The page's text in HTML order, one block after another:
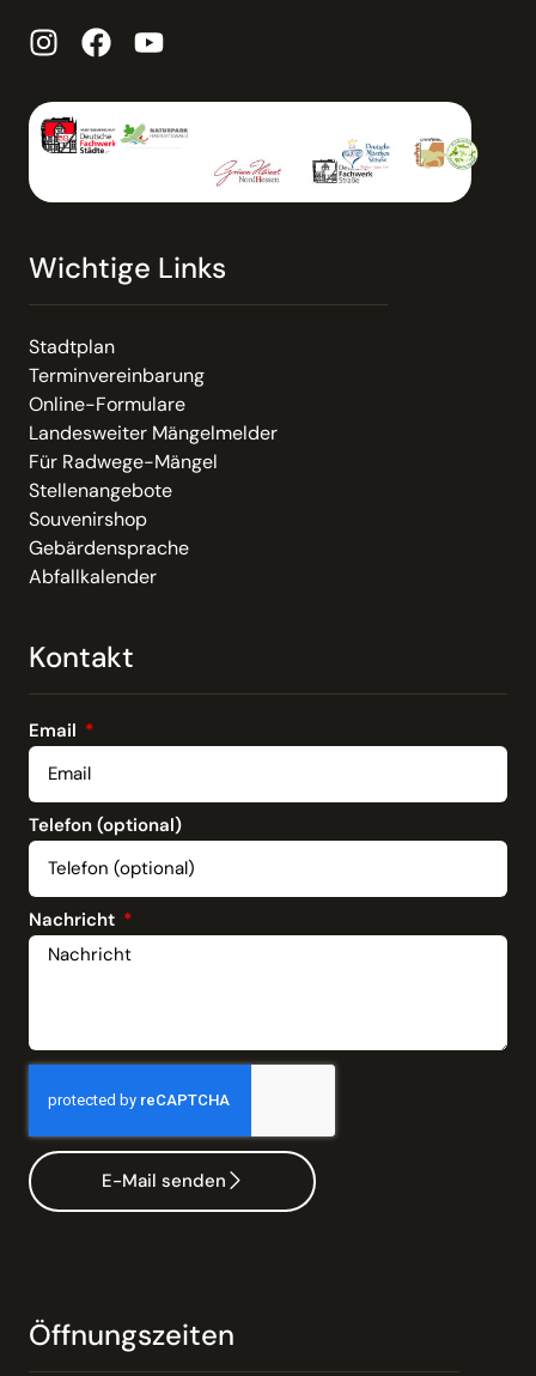
Wichtige Links
Stadtplan
Terminvereinbarung
Online-Formulare
Landesweiter Mängelmelder
Für Radwege-Mängel
Stellenangebote
Souvenirshop
Gebärdensprache
Abfallkalender
Kontakt
Email
Telefon (optional)
Nachricht
E-Mail senden
Öffnungszeiten